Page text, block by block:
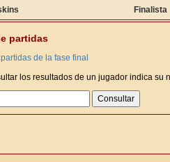
Finalista
partidas
de la fase final
los resultados de un jugador indica su